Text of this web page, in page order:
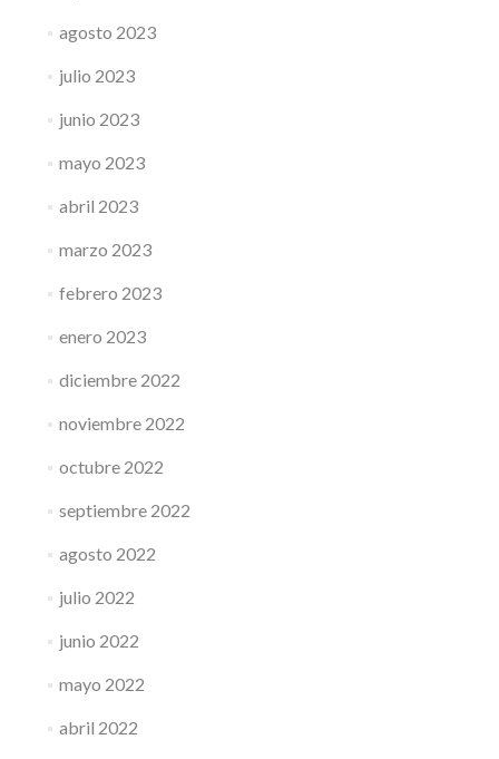
agosto 2023
julio 2023
junio 2023
mayo 2023
abril 2023
marzo 2023
febrero 2023
enero 2023
diciembre 2022
noviembre 2022
octubre 2022
septiembre 2022
agosto 2022
julio 2022
junio 2022
mayo 2022
abril 2022